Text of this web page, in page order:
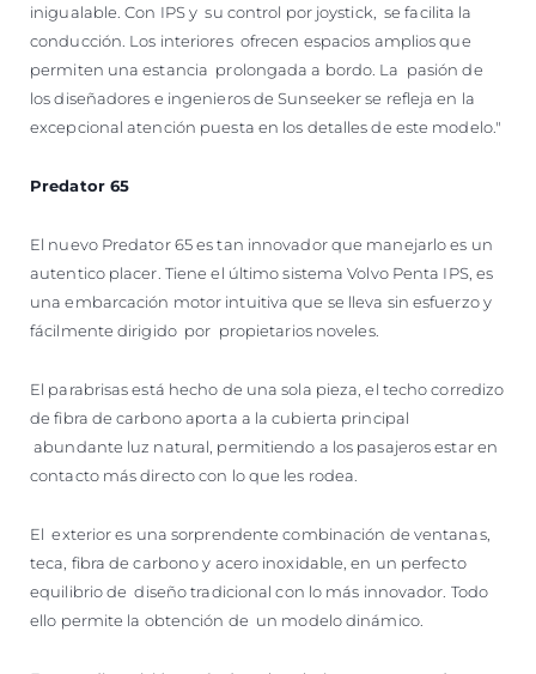
inigualable. Con IPS y su control por joystick, se facilita la
conducción. Los interiores ofrecen espacios amplios que
permiten una estancia prolongada a bordo. La pasión de
los diseñadores e ingenieros de Sunseeker se refleja en la
excepcional atención puesta en los detalles de este modelo."
Predator 65
El nuevo Predator 65 es tan innovador que manejarlo es un
autentico placer. Tiene el último sistema Volvo Penta IPS, es
una embarcación motor intuitiva que se lleva sin esfuerzo y
fácilmente dirigido por propietarios noveles.
El parabrisas está hecho de una sola pieza, el techo corredizo
de fibra de carbono aporta a la cubierta principal
abundante luz natural, permitiendo a los pasajeros estar en
contacto más directo con lo que les rodea.
El exterior es una sorprendente combinación de ventanas,
teca, fibra de carbono y acero inoxidable, en un perfecto
equilibrio de diseño tradicional con lo más innovador. Todo
ello permite la obtención de un modelo dinámico.